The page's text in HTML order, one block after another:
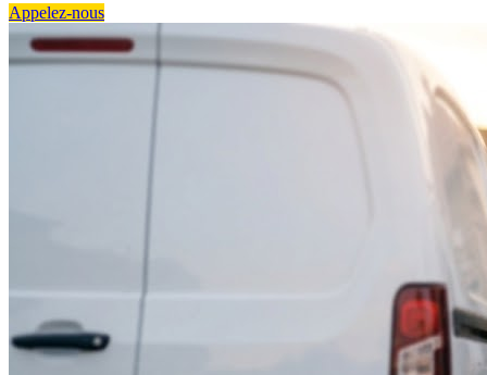
Appelez-nous